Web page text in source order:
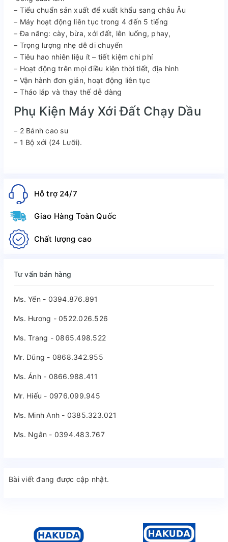
– Tiểu chuẩn sản xuất để xuất khẩu sang châu Âu
– Máy hoạt động liên tục trong 4 đến 5 tiếng
– Đa năng: cày, bừa, xới đất, lên luống, phay,
– Trọng lượng nhẹ dễ di chuyển
– Tiêu hao nhiên liệu ít – tiết kiệm chi phí
– Hoạt động trên mọi điều kiện thời tiết, địa hình
– Vận hành đơn giản, hoạt động liên tục
– Tháo lắp và thay thế dễ dàng
Phụ Kiện Máy Xới Đất Chạy Dầu
– 2 Bánh cao su
– 1 Bộ xới (24 Lưỡi).
Hỗ trợ 24/7
Giao Hàng Toàn Quốc
Chất lượng cao
Tư vấn bán hàng
Ms. Yến - 0394.876.891
Ms. Hương - 0522.026.526
Ms. Trang - 0865.498.522
Mr. Dũng - 0868.342.955
Ms. Ánh - 0866.988.411
Mr. Hiếu - 0976.099.945
Ms. Minh Anh - 0385.323.021
Ms. Ngân - 0394.483.767
Bài viết đang được cập nhật.